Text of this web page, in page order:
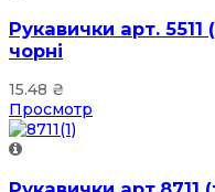
Рукавички арт.
чорні
15.48 ₴
Просмотр